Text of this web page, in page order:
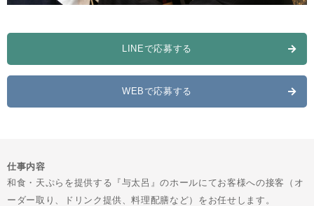
LINEで応募する
WEBで応募する
仕事内容
和食・天ぷらを提供する『与太呂』のホールにてお客様への接客（オ
ーダー取り、ドリンク提供、料理配膳など）をお任せします。